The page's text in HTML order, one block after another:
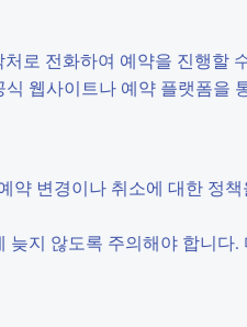
로 전화하여 예약을 진행할
웹사이트나 예약 플랫폼을
약 변경이나 취소에 대한 정
늦지 않도록 주의해야 합니